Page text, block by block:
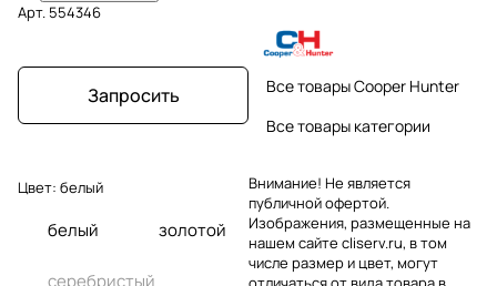
Арт. 554346
Запросить
Цвет: белый
белый золотой
серебристый
Все товары Cooper Hunter
Все товары категории
Внимание! Не является
публичной офертой.
Изображения, размещенные на
нашем сайте cliserv.ru, в том
числе размер и цвет, могут